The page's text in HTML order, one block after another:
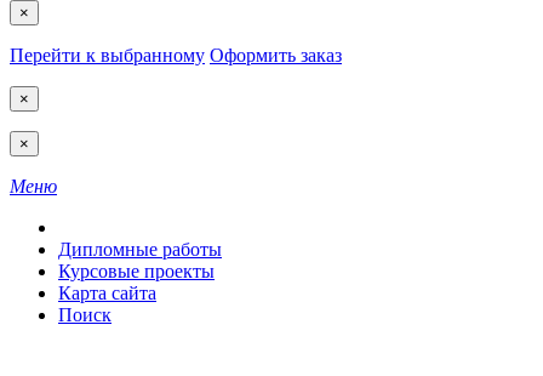
×
Перейти к выбранному Оформить заказ
×
×
Меню
Дипломные работы
Курсовые проекты
Карта сайта
Поиск